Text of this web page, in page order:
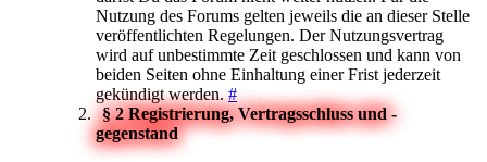
Nutzung des Forums gelten jeweils die an dieser Stelle
veröffentlichten Regelungen. Der Nutzungsvertrag
wird auf unbestimmte Zeit geschlossen und kann von
beiden Seiten ohne Einhaltung einer Frist jederzeit
gekündigt werden.#
§ 2 Registrierung, Vertragsschluss und -
gegenstand